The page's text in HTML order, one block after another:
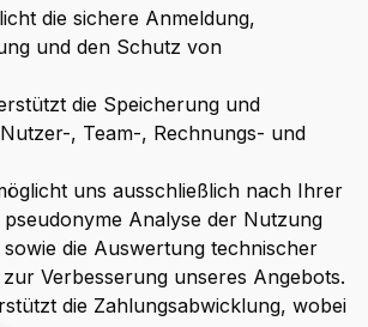
die sichere Anmeldung,
und den Schutz von
die Speicherung und
, Team-, Rechnungs- und
uns ausschließlich nach Ihrer
pseudonyme Analyse der Nutzung
die Auswertung technischer
zur Verbesserung unseres Angebots.
die Zahlungsabwicklung, wobei